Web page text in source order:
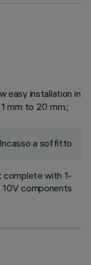
easy installation in
mm to 20 mm.;
Incasso a soffitto
complete with 1-
10V components